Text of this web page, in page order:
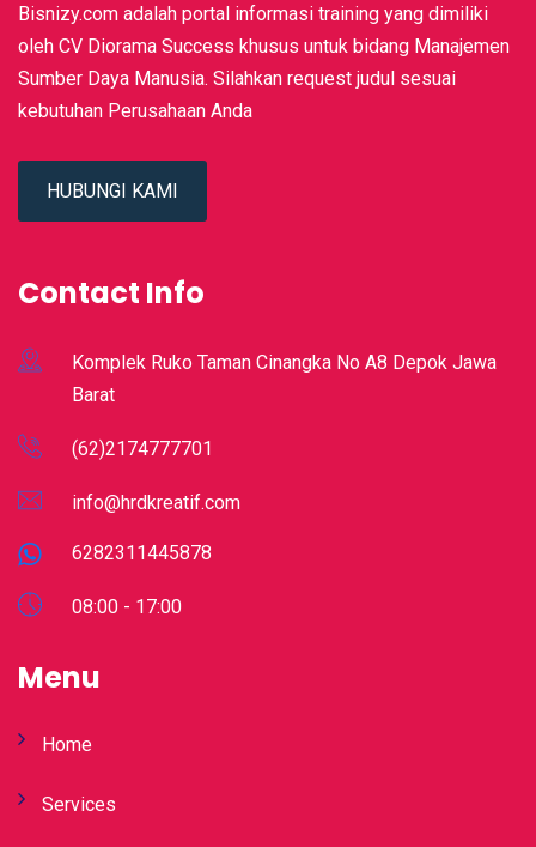
Bisnizy.com adalah portal informasi training yang dimiliki
oleh CV Diorama Success khusus untuk bidang Manajemen
Sumber Daya Manusia. Silahkan request judul sesuai
kebutuhan Perusahaan Anda
HUBUNGI KAMI
Contact Info
Komplek Ruko Taman Cinangka No A8 Depok Jawa
Barat
(62)2174777701
info@hrdkreatif.com
6282311445878
08:00 - 17:00
Menu
Home
Services